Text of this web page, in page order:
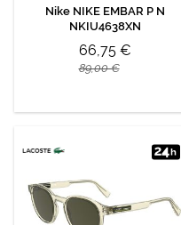
Nike NIKE EMBAR P N
NKIU4638XN
66,75 €
89,00 €